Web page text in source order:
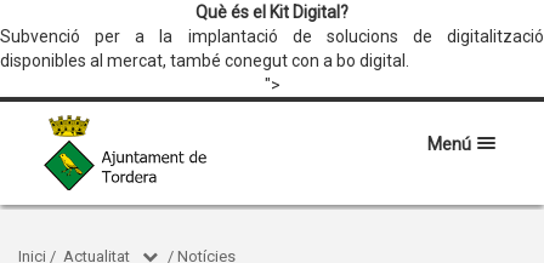
Què és el Kit Digital?
Subvenció per a la implantació de solucions de digitalització
disponibles al mercat, també conegut con a bo digital.
">
Menú
Inici / Actualitat / Notícies